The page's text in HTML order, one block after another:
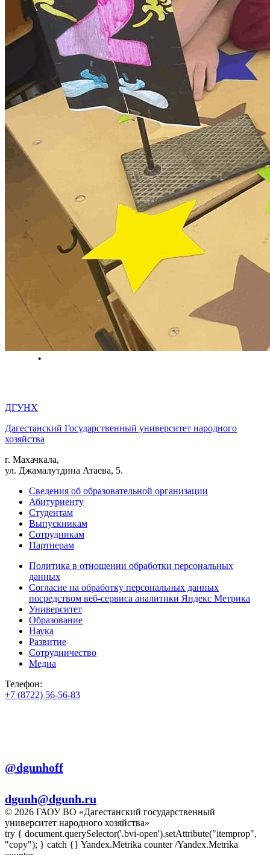
ДГУНХ
Дагестанский Государственный университет народного
хозяйства
г. Махачкала,
ул. Джамалутдина Атаева, 5.
Сведения об образовательной организации
Абитуриенту
Студентам
Выпускникам
Сотрудникам
Партнерам
Политика в отношении обработки персональных
данных
Согласие на обработку персональных данных
посредством веб-сервиса аналитики Яндекс Метрика
Университет
Образование
Наука
Развитие
Сотрудничество
Медиа
Телефон:
+7 (8722) 56-56-83
@dgunhoff
dgunh@dgunh.ru
© 2026 ГАОУ ВО «Дагестанский государственный
университет народного хозяйства»
try { document.querySelector('.bvi-open').setAttribute("itemprop",
"copy"); } catch {} Yandex.Metrika counter/Yandex.Metrika